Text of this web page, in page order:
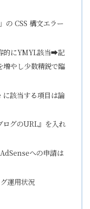
CSS 構文エラー
的にYMYL該当➡記
増やし少数精鋭で臨
該当する項目は論
グのURL』を入れ
への申請は
運用状況